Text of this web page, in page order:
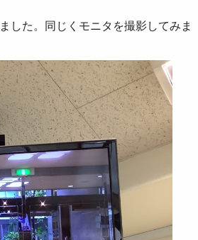
した。同じくモニタを撮影してみま